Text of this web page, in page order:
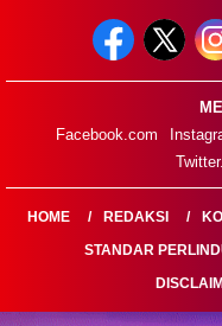
Facebook.com
HOME REDAKSI
STANDAR